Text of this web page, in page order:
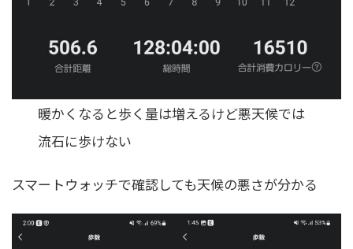
暖かくなると歩く量は増えるけど悪天候では
流石に歩けない
スマートウォッチで確認しても天候の悪さが分かる